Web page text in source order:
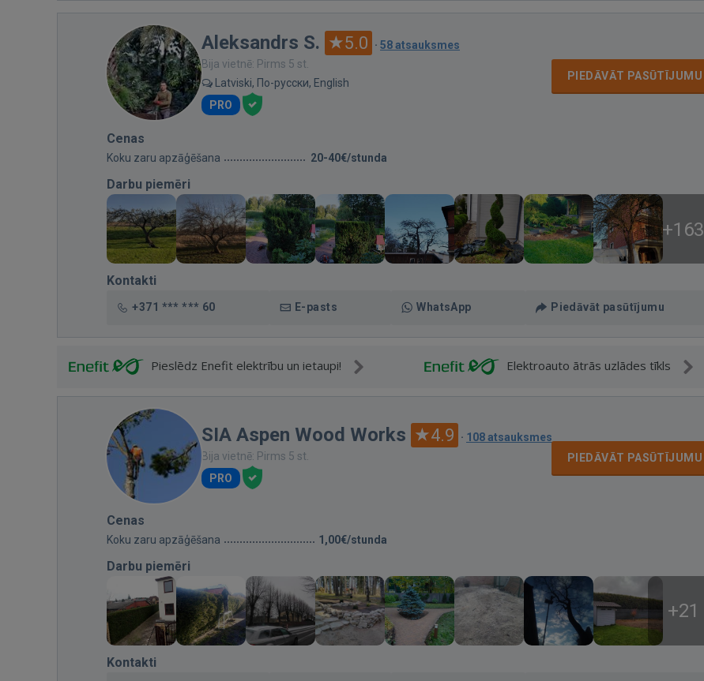
Aleksandrs S. 5.0 · 58 atsauksmes
Bija vietnē: Pirms 5 st.
Latviski, По-русски, English
PRO
PIEDĀVĀT PASŪTĪJUMU
Cenas
Koku zaru apzāģēšana 20-40€/stunda
Darbu piemēri
+163
Kontakti
+371 *** *** 60 E-pasts WhatsApp Piedāvāt pasūtījumu
Pieslēdz Enefit elektrību un ietaupi! Elektroauto ātrās uzlādes tīkls
SIA Aspen Wood Works 4.9 · 108 atsauksmes
Bija vietnē: Pirms 5 st.
PRO
PIEDĀVĀT PASŪTĪJUMU
Cenas
Koku zaru apzāģēšana 1,00€/stunda
Darbu piemēri
+21
Kontakti